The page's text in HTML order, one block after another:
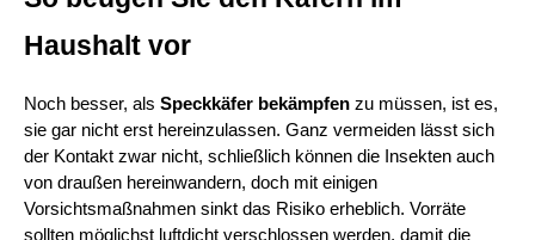
Haushalt vor
Noch besser, als Speckkäfer bekämpfen zu müssen, ist es,
sie gar nicht erst hereinzulassen. Ganz vermeiden lässt sich
der Kontakt zwar nicht, schließlich können die Insekten auch
von draußen hereinwandern, doch mit einigen
Vorsichtsmaßnahmen sinkt das Risiko erheblich. Vorräte
sollten möglichst luftdicht verschlossen werden, damit die